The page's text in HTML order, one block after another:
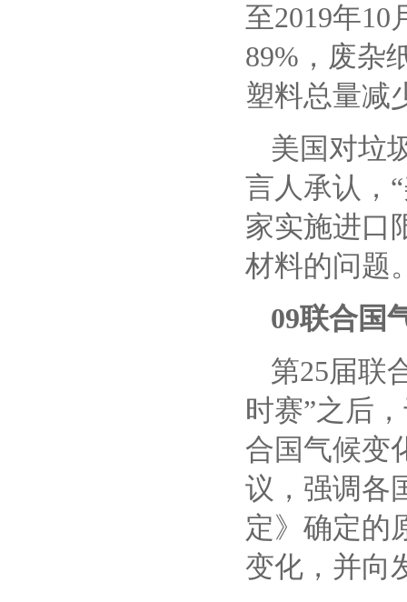
至2019年
89%，废杂
塑料总量减
美国对垃
言人承认，
家实施进口
材料的问题
09联合国
第25届联
时赛”之后
合国气候变
议，强调各
定》确定的
变化，并向